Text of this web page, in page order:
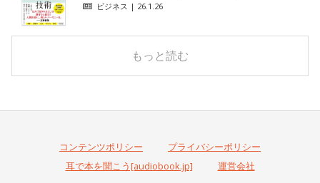
ビジネス | 26.1.26
もっと読む
コンテンツポリシー
プライバシーポリシー
耳で本を聞こう[audiobook.jp]
運営会社